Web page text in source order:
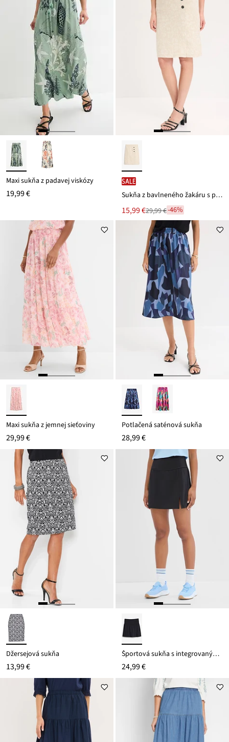
Maxi sukňa z padavej viskózy
19,99 €
SALE
Sukňa z bavlneného žakáru s podielom plátna
Nová
cena
15,99 €
Zľava 29,99 €-46%
Maxi sukňa z jemnej sieťoviny
29,99 €
Potlačená saténová sukňa
28,99 €
Džersejová sukňa
13,99 €
Športová sukňa s integrovaným cyklistickými nohavicami, rýchlo schnúca
24,99 €